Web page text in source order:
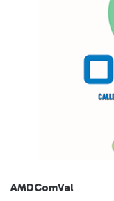
AMDComVal